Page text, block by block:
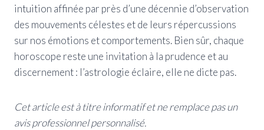
intuition affinée par près d’une décennie d’observation
des mouvements célestes et de leurs répercussions
sur nos émotions et comportements. Bien sûr, chaque
horoscope reste une invitation à la prudence et au
discernement : l’astrologie éclaire, elle ne dicte pas.
Cet article est à titre informatif et ne remplace pas un
avis professionnel personnalisé.